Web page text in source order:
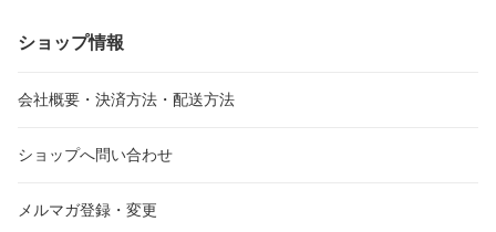
ショップ情報
会社概要・決済方法・配送方法
ショップへ問い合わせ
メルマガ登録・変更